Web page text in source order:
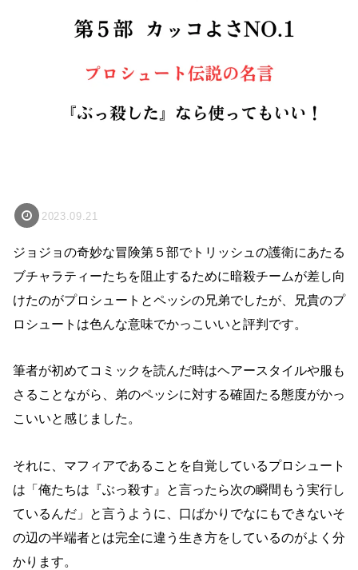
2023.09.21
ジョジョの奇妙な冒険第５部でトリッシュの護衛にあたる
ブチャラティーたちを阻止するために暗殺チームが差し向
けたのがプロシュートとペッシの兄弟でしたが、兄貴のプ
ロシュートは色んな意味でかっこいいと評判です。
筆者が初めてコミックを読んだ時はヘアースタイルや服も
さることながら、弟のペッシに対する確固たる態度がかっ
こいいと感じました。
それに、マフィアであることを自覚しているプロシュート
は「俺たちは『ぶっ殺す』と言ったら次の瞬間もう実行し
ているんだ」と言うように、口ばかりでなにもできないそ
の辺の半端者とは完全に違う生き方をしているのがよく分
かります。